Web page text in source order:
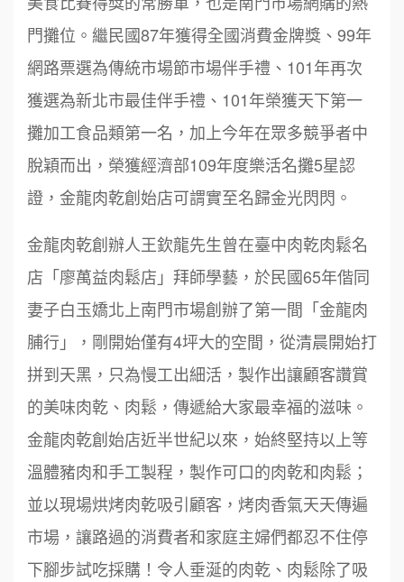
門攤位。繼民國87年獲得全國消費金牌獎、99年
網路票選為傳統市場節市場伴手禮、101年再次
獲選為新北市最佳伴手禮、101年榮獲天下第一
攤加工食品類第一名，加上今年在眾多競爭者中
脫穎而出，榮獲經濟部109年度樂活名攤5星認
證，金龍肉乾創始店可謂實至名歸金光閃閃。
金龍肉乾創辦人王欽龍先生曾在臺中肉乾肉鬆名
店「廖萬益肉鬆店」拜師學藝，於民國65年偕同
妻子白玉嬌北上南門市場創辦了第一間「金龍肉
脯行」，剛開始僅有4坪大的空間，從清晨開始打
拼到天黑，只為慢工出細活，製作出讓顧客讚賞
的美味肉乾、肉鬆，傳遞給大家最幸福的滋味。
金龍肉乾創始店近半世紀以來，始終堅持以上等
溫體豬肉和手工製程，製作可口的肉乾和肉鬆；
並以現場烘烤肉乾吸引顧客，烤肉香氣天天傳遍
市場，讓路過的消費者和家庭主婦們都忍不住停
下腳步試吃採購！令人垂涎的肉乾、肉鬆除了吸